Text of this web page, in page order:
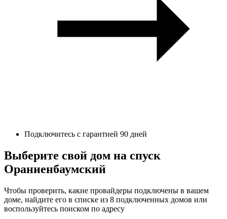
Подключитесь с гарантией 90 дней
Выберите свой дом на спуск
Ораниенбаумский
Чтобы проверить, какие провайдеры подключены в вашем
доме, найдите его в списке из 8 подключенных домов или
воспользуйтесь поиском по адресу